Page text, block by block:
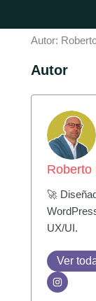
Autor:
Autor
Roberto
🚀
UX/UI.
Ver